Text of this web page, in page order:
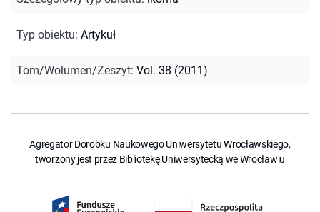
Typ obiektu: Artykuł
Tom/Wolumen/Zeszyt: Vol. 38 (2011)
Agregator Dorobku Naukowego Uniwersytetu Wrocławskiego,
tworzony jest przez Bibliotekę Uniwersytecką we Wrocławiu